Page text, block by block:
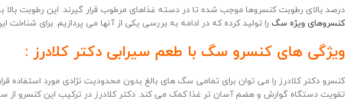
درصد بالای رطوبت کنسروها موجب شده تا در دسته غذاهای مرطوب قرار گیرند. این رطوبت
کنسروهای ویژه سگ را تولید کرده که در ادامه به بررسی یکی از آنها می پردازیم. برای شناخت
ویژگی های کنسرو سگ با طعم سیرابی دکتر کلادرز :
کنسرو دکتر کلادرز را می توان برای تمامی سگ های بالغ بدون محدودیت نژادی مورد استفاده
تقویت دستگاه گوارش و هضم آسان تر غذا کمک می کند. دکتر کلادرز در ترکیب این کنسرو از